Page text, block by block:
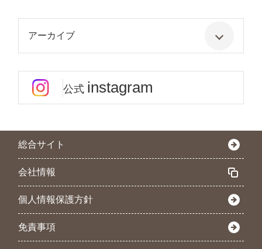
アーカイブ
公式 instagram
総合サイト
会社情報
個人情報保護方針
免責事項